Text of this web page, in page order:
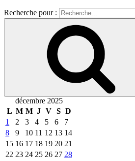
Recherche pour :
décembre 2025
L M M J V S D
1
2 3 4 5 6
7
8
9 10 11 12 13 14
15 16 17 18 19 20 21
22 23 24 25 26 27 28